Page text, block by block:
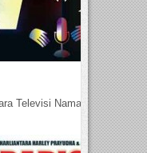
Televisi Nama